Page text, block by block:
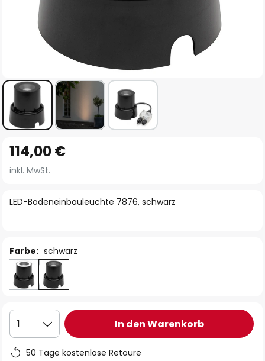
Anfang
der
springen
LED-Bodeneinbauleuchte 7876, schwarz
114,00 €
inkl. MwSt.
Farbe: schwarz
1 In den Warenkorb
50 Tage kostenlose Retoure